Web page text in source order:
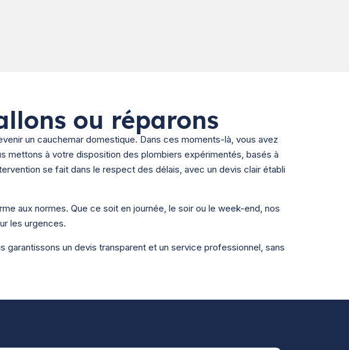
ou réparons
un cauchemar domestique. Dans ces moments-là, vous avez
mettons à votre disposition des plombiers expérimentés, basés à
se fait dans le respect des délais, avec un devis clair établi
aux normes. Que ce soit en journée, le soir ou le week-end, nos
les urgences.
un devis transparent et un service professionnel, sans